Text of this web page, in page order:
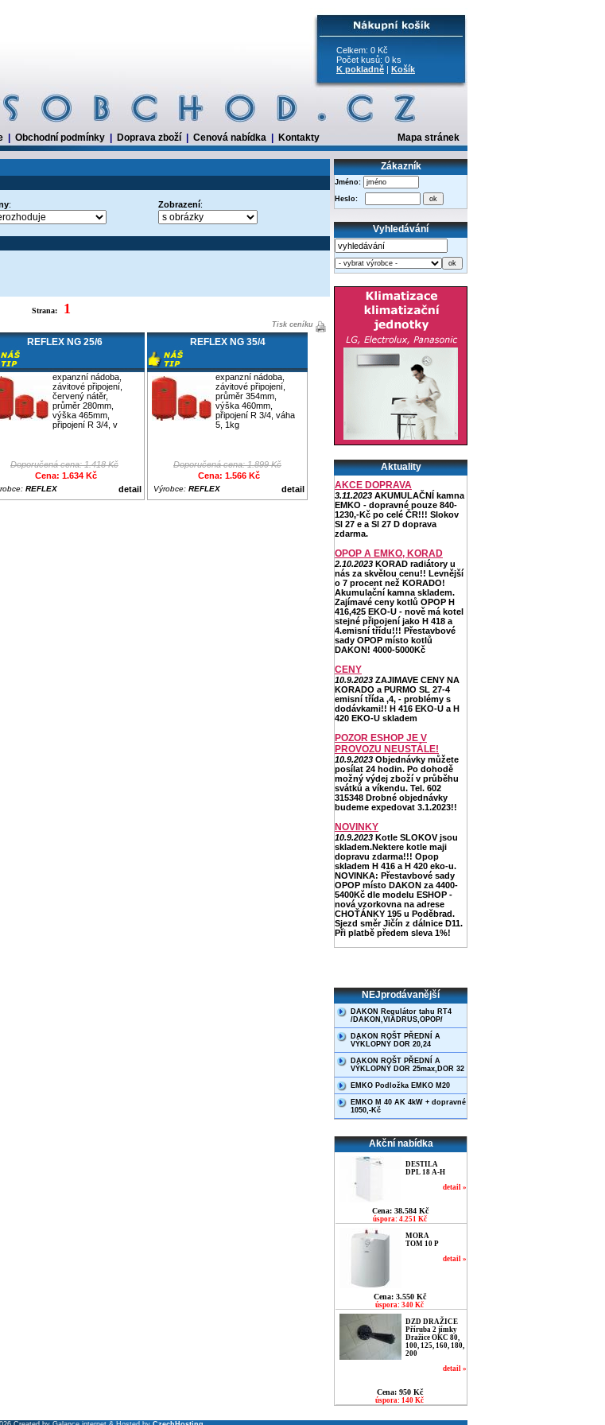
Celkem: 0 Kč
Počet kusů: 0 ks
K pokladně | Košík
Obchodní podmínky Doprava zboží Cenová nabídka Kontakty Mapa stránek
: Zobrazení:
Strana: 1
Tisk ceníku
REFLEX NG 25/6
expanzní nádoba,
závitové připojení,
červený nátěr,
průměr 280mm,
výška 465mm,
připojení R 3/4, v
Doporučená cena: 1.418 Kč
Cena: 1.634 Kč
detail
REFLEX
REFLEX NG 35/4
expanzní nádoba,
závitové připojení,
průměr 354mm,
výška 460mm,
připojení R 3/4, váha
5, 1kg
Doporučená cena: 1.899 Kč
Cena: 1.566 Kč
detail
Výrobce: REFLEX
Zákazník
Jméno:
Heslo:
Vyhledávání
Aktuality
AKCE DOPRAVA
3.11.2023 AKUMULAČNÍ kamna
EMKO - dopravné pouze 840-
1230,-Kč po celé ČR!!! Slokov
Sl 27 e a Sl 27 D doprava
zdarma.
OPOP A EMKO, KORAD
2.10.2023 KORAD radiátory u
nás za skvělou cenu!! Levnější
o 7 procent než KORADO!
Akumulační kamna skladem.
Zajímavé ceny kotlů OPOP H
416,425 EKO-U - nově má kotel
stejné připojení jako H 418 a
4.emisní třídu!!! Přestavbové
sady OPOP místo kotlů
DAKON! 4000-5000Kč
CENY
10.9.2023 ZAJIMAVE CENY NA
KORADO a PURMO SL 27-4
emisní třída ,4, - problémy s
dodávkami!! H 416 EKO-U a H
420 EKO-U skladem
POZOR ESHOP JE V
PROVOZU NEUSTÁLE!
10.9.2023 Objednávky můžete
posílat 24 hodin. Po dohodě
možný výdej zboží v průběhu
svátků a víkendu. Tel. 602
315348 Drobné objednávky
budeme expedovat 3.1.2023!!
NOVINKY
10.9.2023 Kotle SLOKOV jsou
skladem.Nektere kotle maji
dopravu zdarma!!! Opop
skladem H 416 a H 420 eko-u.
NOVINKA: Přestavbové sady
OPOP místo DAKON za 4400-
5400Kč dle modelu ESHOP -
nová vzorkovna na adrese
CHOŤÁNKY 195 u Poděbrad.
Sjezd směr Jičín z dálnice D11.
Při platbě předem sleva 1%!
NEJprodávanější
DAKON Regulátor tahu RT4
/DAKON,VIADRUS,OPOP/
DAKON ROŠT PŘEDNÍ A
VÝKLOPNÝ DOR 20,24
DAKON ROŠT PŘEDNÍ A
VÝKLOPNÝ DOR 25max,DOR 32
EMKO Podložka EMKO M20
EMKO M 40 AK 4kW + dopravné
1050,-Kč
Akční nabídka
DESTILA
DPL 18 A-H
detail »
Cena: 38.584 Kč
úspora: 4.251 Kč
MORA
TOM 10 P
detail »
Cena: 3.550 Kč
úspora: 340 Kč
DZD DRAŽICE
Příruba 2 jímky
Dražice OKC 80,
100, 125, 160, 180,
200
detail »
Cena: 950 Kč
úspora: 140 Kč